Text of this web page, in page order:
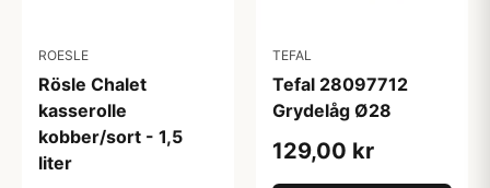
ROESLE
Rösle Chalet
kasserolle
kobber/sort - 1,5
liter
TEFAL
Tefal 28097712
Grydelåg Ø28
129,00 kr